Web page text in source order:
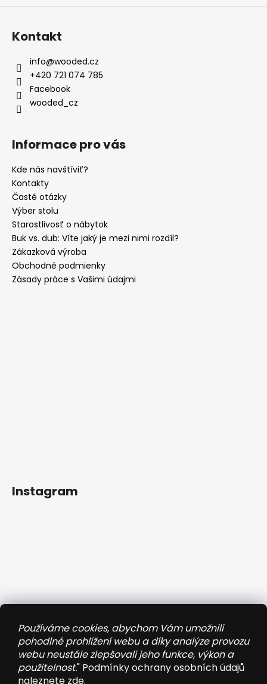
Používáme cookies, abychom Vám umožnili
pohodlné prohlížení webu a díky analýze provozu
webu neustále zlepšovali jeho funkce, výkon a
použitelnost." Podmínky ochrany osobních údajů
naleznete zde.
Kontakt
info@wooded.cz
+420 721 074 785
Facebook
wooded_cz
Informace pro vás
Kde nás navštíviť?
Kontakty
Časté otázky
Výber stolu
Starostlivosť o nábytok
Buk vs. dub: Víte jaký je mezi nimi rozdíl?
Zákazková výroba
Obchodné podmienky
Zásady práce s Vašimi údajmi
Instagram